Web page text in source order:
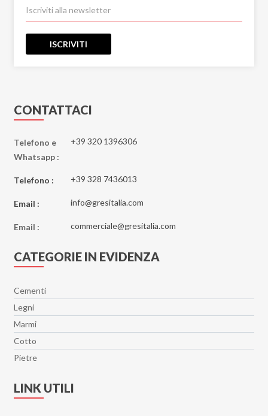
ISCRIVITI
CONTATTACI
Telefono e
Whatsapp :
+39 320 1396306
Telefono : +39 328 7436013
Email : info@gresitalia.com
Email : commerciale@gresitalia.com
CATEGORIE IN EVIDENZA
Cementi
Legni
Marmi
Cotto
Pietre
LINK UTILI